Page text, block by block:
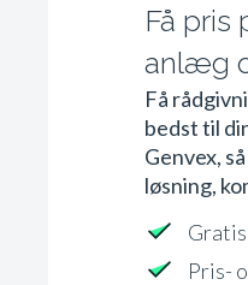
Få pris
anlæg
Få
bedst til
Genvex,
løsning,
Pris-